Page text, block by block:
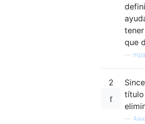
que
2
título
—